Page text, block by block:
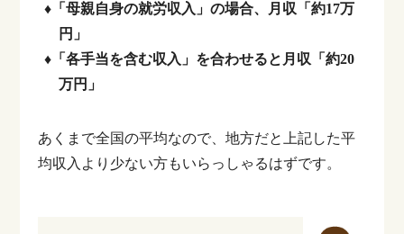
♦「母親自身の就労収入」の場合、月収「約17万
円」
♦「各手当を含む収入」を合わせると月収「約20
万円」
あくまで全国の平均なので、地方だと上記した平
均収入より少ない方もいらっしゃるはずです。